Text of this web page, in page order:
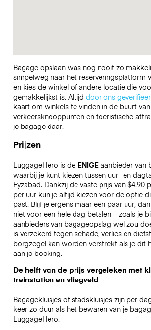
Bagage opslaan was nog nooit zo
simpelweg naar het reserveringsplatform
en kies de winkel of andere locatie die
gemakkelijkst is. Altijd door ons
kaart om winkels te vinden in de buurt van
verkeersknooppunten en toeristische
je bagage daar.
Prijzen
LuggageHero is de ENIGEaanbieder van
waarbij je kunt kiezen tussen uur- en
Fyzabad. Dankzij de vaste prijs van $4.90
per uur kun je altijd kiezen voor de optie
past. Blijf je ergens maar een paar uur,
niet voor een hele dag betalen – zoals je
aanbieders van bagageopslag wel zou
is verzekerd tegen schade, verlies en
borgzegel kan worden verstrekt als je dit
aan je boeking.
De helft van de prijs vergeleken met
treinstation en vliegveld
Bagagekluisjes of stadskluisjes zijn per
keer zo duur als het bewaren van je
LuggageHero.